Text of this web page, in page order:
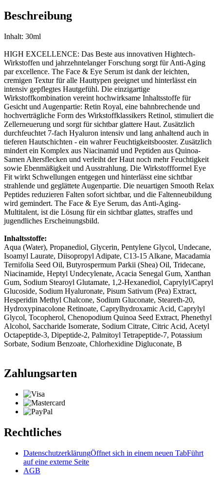
Beschreibung
Inhalt: 30ml
HIGH EXCELLENCE: Das Beste aus innovativen Hightech-
Wirkstoffen und jahrzehntelanger Forschung sorgt für Anti-Aging
par excellence. The Face & Eye Serum ist dank der leichten,
cremigen Textur für alle Hauttypen geeignet und hinterlässt ein
intensiv gepflegtes Hautgefühl. Die einzigartige
Wirkstoffkombination vereint hochwirksame Inhaltsstoffe für
Gesicht und Augenpartie: Retin Royal, eine bahnbrechende und
hochverträgliche Form des Wirkstoffklassikers Retinol, stimuliert die
Zellerneuerung und sorgt für sichtbar glattere Haut. Zusätzlich
durchfeuchtet 7-fach Hyaluron intensiv und lang anhaltend auch in
tieferen Hautschichten - ein wahrer Feuchtigkeitsbooster. Zusätzlich
mindert ein Komplex aus Niacinamid und Peptiden aus Quinoa-
Samen Altersflecken und verleiht der Haut noch mehr Feuchtigkeit
sowie Ebenmäßigkeit und Ausstrahlung. Die Wirkstoffformel Eye
Fit wirkt Schwellungen entgegen und hinterlässt eine sichtbar
strahlende und geglättete Augenpartie. Die neuartigen Smooth Relax
Peptides reduzieren Falten sofort sichtbar, und die Faltenneubildung
wird gemindert. The Face & Eye Serum, das Anti-Aging-
Multitalent, ist die Lösung für ein sichtbar glattes, straffes und
jugendliches Erscheinungsbild.
Inhaltsstoffe:
Aqua (Water), Propanediol, Glycerin, Pentylene Glycol, Undecane,
Isoamyl Laurate, Diisopropyl Adipate, C13-15 Alkane, Macadamia
Ternifolia Seed Oil, Butyrospermum Parkii (Shea) Oil, Tridecane,
Niacinamide, Heptyl Undecylenate, Acacia Senegal Gum, Xanthan
Gum, Sodium Stearoyl Glutamate, 1,2-Hexanediol, Caprylyl/Capryl
Glucoside, Sodium Hyaluronate, Pisum Sativum (Pea) Extract,
Hesperidin Methyl Chalcone, Sodium Gluconate, Steareth-20,
Hydroxypinacolone Retinoate, Caprylhydroxamic Acid, Caprylyl
Glycol, Tocopherol, Chenopodium Quinoa Seed Extract, Phenethyl
Alcohol, Saccharide Isomerate, Sodium Citrate, Citric Acid, Acetyl
Octapeptide-3, Dipeptide-2, Palmitoyl Tetrapeptide-7, Potassium
Sorbate, Sodium Benzoate, Chlorhexidine Digluconate, B
Zahlungsarten
Rechtliches
DatenschutzerklärungÖffnet sich in einem neuen TabFührt
auf eine externe Seite
AGB